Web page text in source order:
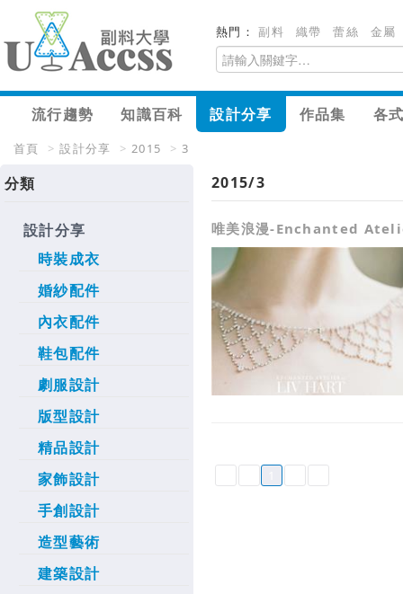
熱門：副料 織帶 蕾絲 金屬
流行趨勢 知識百科 設計分享 作品集 各
首頁 > 設計分享 > 2015 > 3
分類
設計分享
時裝成衣
婚紗配件
內衣配件
鞋包配件
劇服設計
版型設計
精品設計
家飾設計
手創設計
造型藝術
建築設計
2015/3
唯美浪漫-Enchanted